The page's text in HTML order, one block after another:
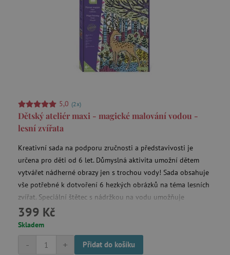
5,0 (2x)
Dětský ateliér maxi - magické malování vodou -
lesní zvířata
Kreativní sada na podporu zručnosti a představivosti je
určena pro děti od 6 let. Důmyslná aktivita umožní dětem
vytvářet nádherné obrazy jen s trochou vody! Sada obsahuje
vše potřebné k dotvoření 6 hezkých obrázků na téma lesních
zvířat. Speciální štětec s nádržkou na vodu umožňuje
postupně uvolňovat barvu v jednotlivých ohraničených
polích každé malby.
399 Kč
Skladem
+
- Přidat do košíku